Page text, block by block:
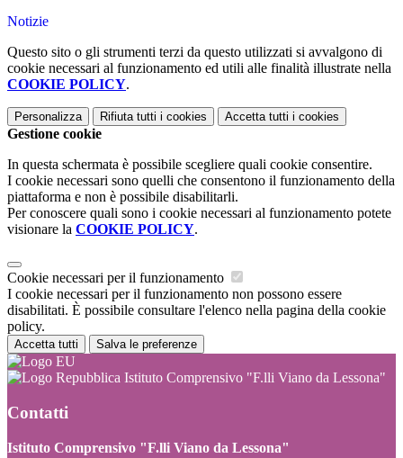
Notizie
Questo sito o gli strumenti terzi da questo utilizzati si avvalgono di
cookie necessari al funzionamento ed utili alle finalità illustrate nella
COOKIE POLICY.
Personalizza Rifiuta tutti i cookies Accetta tutti i cookies
Gestione cookie
In questa schermata è possibile scegliere quali cookie consentire.
I cookie necessari sono quelli che consentono il funzionamento della
piattaforma e non è possibile disabilitarli.
Per conoscere quali sono i cookie necessari al funzionamento potete
visionare la COOKIE POLICY.
Cookie necessari per il funzionamento
I cookie necessari per il funzionamento non possono essere
disabilitati. È possibile consultare l'elenco nella pagina della cookie
policy.
Accetta tutti Salva le preferenze
Istituto Comprensivo "F.lli Viano da Lessona"
Contatti
Istituto Comprensivo "F.lli Viano da Lessona"